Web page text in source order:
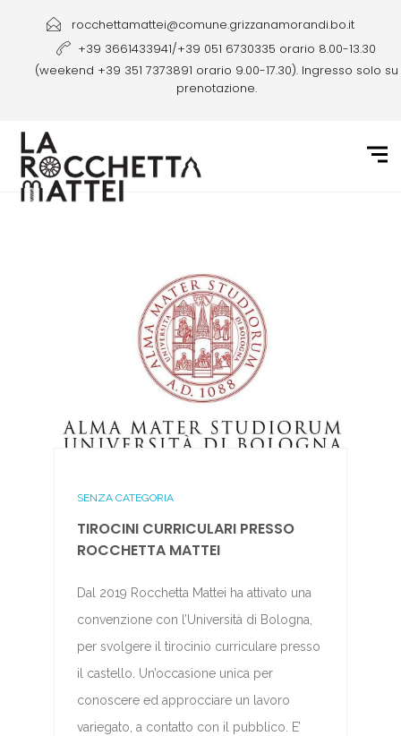
rocchettamattei@comune.grizzanamorandi.bo.it
+39 3661433941/+39 051 6730335 orario 8.00-13.30
(weekend +39 351 7373891 orario 9.00-17.30). Ingresso solo su
prenotazione.
SENZA CATEGORIA
TIROCINI CURRICULARI PRESSO
ROCCHETTA MATTEI
Dal 2019 Rocchetta Mattei ha attivato una
convenzione con l’Università di Bologna,
per svolgere il tirocinio curriculare presso
il castello. Un’occasione unica per
conoscere ed approcciare un lavoro
variegato, a contatto con il pubblico. E’